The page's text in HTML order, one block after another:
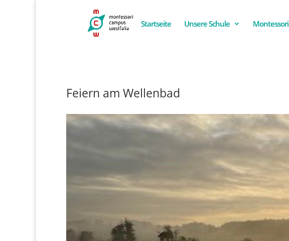
Startseite Unsere Schule Montessori
Feiern am Wellenbad